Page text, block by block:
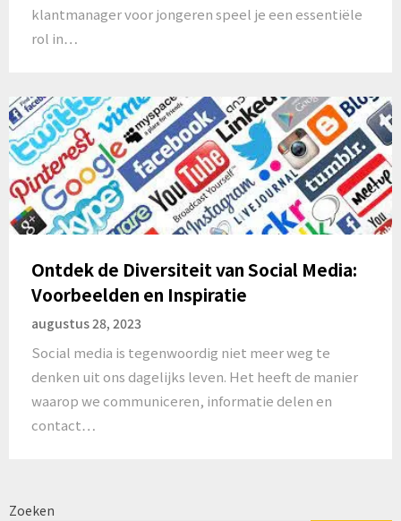
klantmanager voor jongeren speel je een essentiële
rol in…
Ontdek de Diversiteit van Social Media:
Voorbeelden en Inspiratie
augustus 28, 2023
Social media is tegenwoordig niet meer weg te
denken uit ons dagelijks leven. Het heeft de manier
waarop we communiceren, informatie delen en
contact…
Zoeken